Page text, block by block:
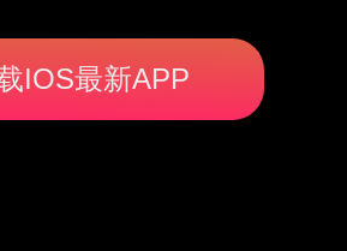
IOS最新APP